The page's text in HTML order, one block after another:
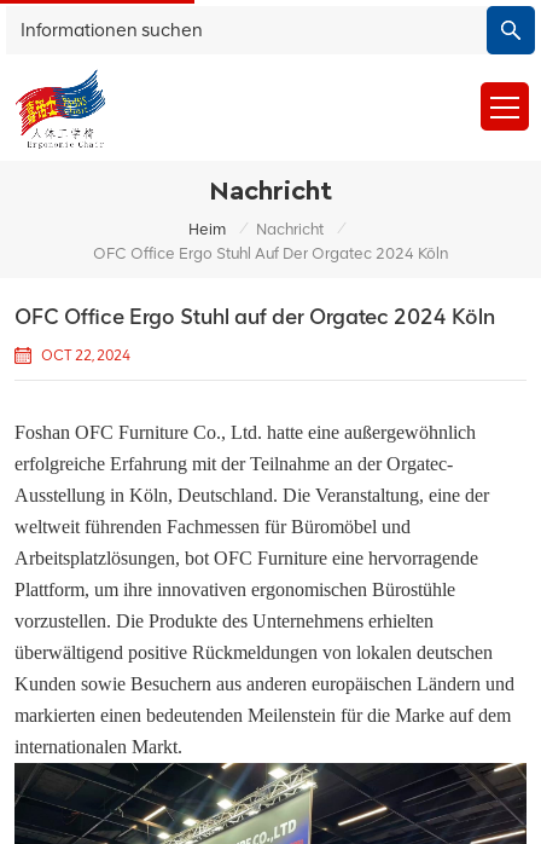
Nachricht
Heim / Nachricht
/
OFC Office Ergo Stuhl Auf Der Orgatec 2024 Köln
OFC Office Ergo Stuhl auf der Orgatec 2024 Köln
OCT 22, 2024
Foshan OFC Furniture Co., Ltd. hatte eine außergewöhnlich
erfolgreiche Erfahrung mit der Teilnahme an der Orgatec-
Ausstellung in Köln, Deutschland. Die Veranstaltung, eine der
weltweit führenden Fachmessen für Büromöbel und
Arbeitsplatzlösungen, bot OFC Furniture eine hervorragende
Plattform, um ihre innovativen ergonomischen Bürostühle
vorzustellen. Die Produkte des Unternehmens erhielten
überwältigend positive Rückmeldungen von lokalen deutschen
Kunden sowie Besuchern aus anderen europäischen Ländern und
markierten einen bedeutenden Meilenstein für die Marke auf dem
internationalen Markt.